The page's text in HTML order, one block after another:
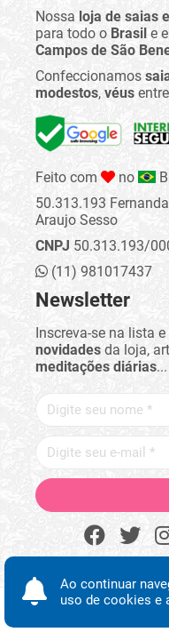
Nossa loja de saias
para todo o Brasil e
Campos de São
Confeccionamos
modestos, véus
Feito com no
50.313.193
Araujo Sesso
CNPJ 50.313.193/
(11) 981017437
Newsletter
Inscreva-se na lista e
novidades da loja,
meditações diárias...
Ao continuar
uso de cookies e